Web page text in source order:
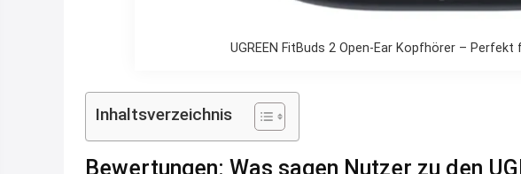
UGREEN FitBuds 2 Open-Ear Kopfhörer –
Inhaltsverzeichnis
Bewertungen: Was sagen Nutzer zu den